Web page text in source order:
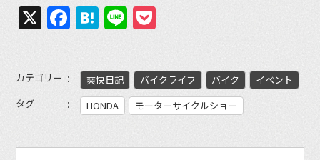
X Facebook
Hatena
Line
カテゴリー 爽快日記 バイクライフ バイク
イベント
タグ
HONDA モーターサイクルショー